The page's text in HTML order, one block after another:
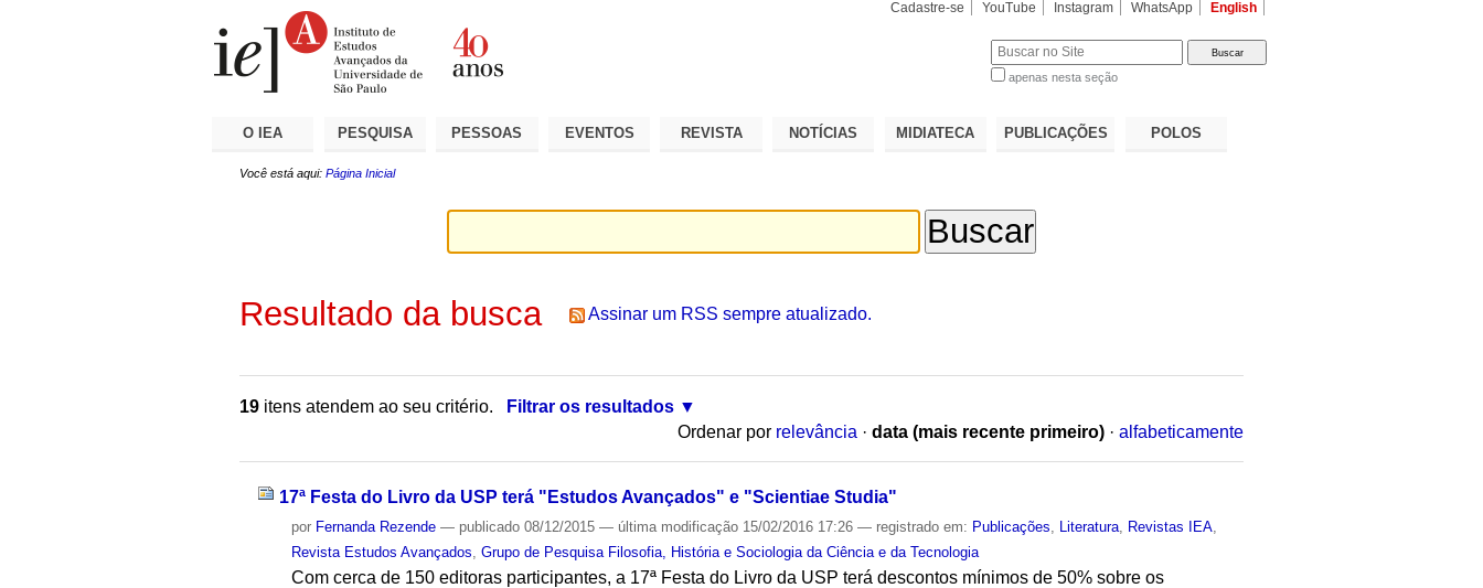
Cadastre-se YouTube Instagram WhatsApp English
apenas nesta seção
O IEA PESQUISA PESSOAS EVENTOS REVISTA NOTÍCIAS MIDIATECA PUBLICAÇÕES POLOS
Você está aqui: Página Inicial
Resultado da busca Assinar um RSS sempre atualizado.
19 itens atendem ao seu critério.
Filtrar os resultados
Ordenar por relevância · data (mais recente primeiro) · alfabeticamente
17ª Festa do Livro da USP terá "Estudos Avançados" e "Scientiae Studia"
por Fernanda Rezende — publicado 08/12/2015— última modificação 15/02/2016 17:26— registrado em: Publicações Literatura Revistas IEA
Revista Estudos Avançados ,Grupo de Pesquisa Filosofia, História e Sociologia da Ciência e da Tecnologia
Com cerca de 150 editoras participantes, a 17ª Festa do Livro da USP terá descontos mínimos de 50% sobre os